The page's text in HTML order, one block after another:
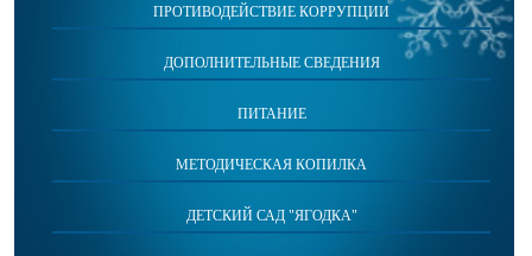
ПРОТИВОДЕЙСТВИЕ КОРРУПЦИИ
ДОПОЛНИТЕЛЬНЫЕ СВЕДЕНИЯ
ПИТАНИЕ
МЕТОДИЧЕСКАЯ КОПИЛКА
ДЕТСКИЙ САД "ЯГОДКА"